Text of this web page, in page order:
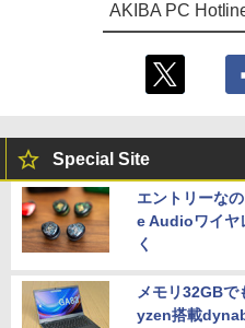
AKIBA PC
Special Site
エントリーな
e Audioワイヤ
く
メモリ32GBで
yzen搭載